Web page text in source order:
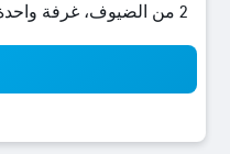
2 من الضيوف، غرفة واحدة